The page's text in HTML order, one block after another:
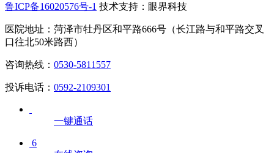
鲁ICP备16020576号-1 技术支持：眼界科技
医院地址：菏泽市牡丹区和平路666号（长江路与和平路交叉
口往北50米路西）
咨询热线： 0530-5811557
投诉电话： 0592-2109301
一键通话
6